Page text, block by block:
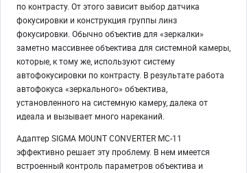
по контрасту. От этого зависит выбор датчика
фокусировки и конструкция группы линз
фокусировки. Обычно объектив для «зеркалки»
заметно массивнее объектива для системной камеры,
которые, к тому же, используют систему
автофокусировки по контрасту. В результате работа
автофокуса «зеркального» объектива,
установленного на системную камеру, далека от
идеала и вызывает много нареканий.
Адаптер SIGMA MOUNT CONVERTER MC-11
эффективно решает эту проблему. В нем имеется
встроенный контроль параметров объектива и